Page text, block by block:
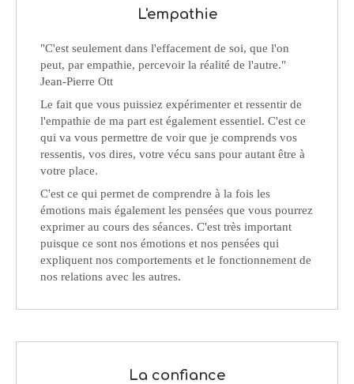
L'empathie
"C'est seulement dans l'effacement de soi, que l'on
peut, par empathie, percevoir la réalité de l'autre."
Jean-Pierre Ott
Le fait que vous puissiez expérimenter et ressentir de
l'empathie de ma part est également essentiel. C'est ce
qui va vous permettre de voir que je comprends vos
ressentis, vos dires, votre vécu sans pour autant être à
votre place.
C'est ce qui permet de comprendre à la fois les
émotions mais également les pensées que vous pourrez
exprimer au cours des séances. C'est très important
puisque ce sont nos émotions et nos pensées qui
expliquent nos comportements et le fonctionnement de
nos relations avec les autres.
La confiance